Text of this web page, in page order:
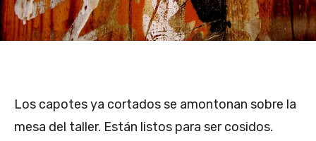
Los capotes ya cortados se amontonan sobre la
mesa del taller. Están listos para ser cosidos.